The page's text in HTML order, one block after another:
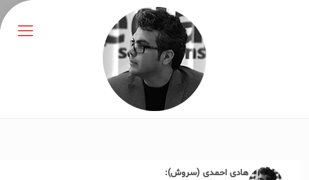
هادی احمدی (سروش):